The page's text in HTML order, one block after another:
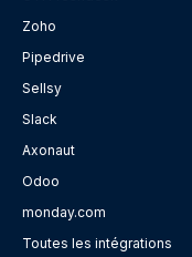
Zoho
Pipedrive
Sellsy
Slack
Axonaut
Odoo
monday.com
Toutes les intégrations